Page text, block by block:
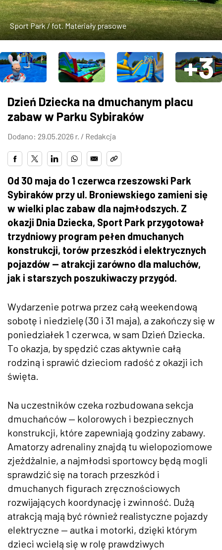
ZDJĘCIA
W RZESZOWIE
Sport Park / fot. Materiały prasowe
+3
Dzień Dziecka na dmuchanym placu
zabaw w Parku Sybiraków
Dodano: 29.05.2026 r. / Redakcja
Od 30 maja do 1 czerwca rzeszowski Park
Sybiraków przy ul. Broniewskiego zamieni się
w wielki plac zabaw dla najmłodszych. Z
okazji Dnia Dziecka, Sport Park przygotował
trzydniowy program pełen dmuchanych
konstrukcji, torów przeszkód i elektrycznych
pojazdów — atrakcji zarówno dla maluchów,
jak i starszych poszukiwaczy przygód.
Wydarzenie potrwa przez całą weekendową
sobotę i niedzielę (30 i 31 maja), a zakończy się w
poniedziałek 1 czerwca, w sam Dzień Dziecka.
To okazja, by spędzić czas aktywnie całą
rodziną i sprawić dzieciom radość z okazji ich
święta.
Na uczestników czeka rozbudowana sekcja
dmuchańców — kolorowych i bezpiecznych
konstrukcji, które zapewniają godziny zabawy.
Amatorzy adrenaliny znajdą tu wielopoziomowe
zjeżdżalnie, a najmłodsi sportowcy będą mogli
sprawdzić się na torach przeszkód i
dmuchanych figurach zręcznościowych
rozwijających koordynację i zwinność. Dużą
atrakcją mają być również realistyczne pojazdy
elektryczne — autka i motorki, dzięki którym
dzieci wcielą się w rolę prawdziwych